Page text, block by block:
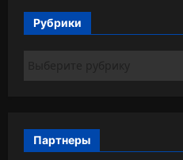
Рубрики
Партнеры